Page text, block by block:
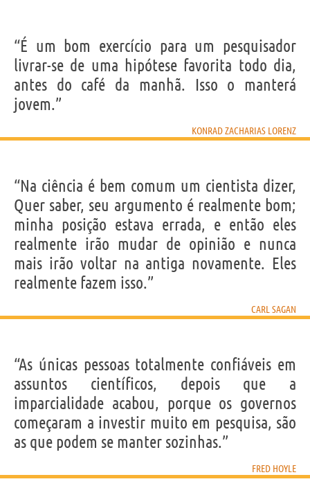
“É um bom exercício para um pesquisador
livrar-se de uma hipótese favorita todo dia,
antes do café da manhã. Isso o manterá
jovem.”
KONRAD ZACHARIAS LORENZ
“Na ciência é bem comum um cientista dizer,
Quer saber, seu argumento é realmente bom;
minha posição estava errada, e então eles
realmente irão mudar de opinião e nunca
mais irão voltar na antiga novamente. Eles
realmente fazem isso.”
CARL SAGAN
“As únicas pessoas totalmente confiáveis em
assuntos científicos, depois que a
imparcialidade acabou, porque os governos
começaram a investir muito em pesquisa, são
as que podem se manter sozinhas.”
FRED HOYLE